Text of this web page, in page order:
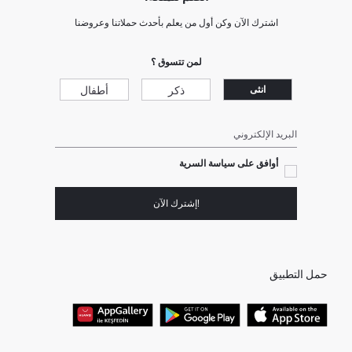
اشترك الآن وكن أول من يعلم بأحدث حملاتنا وعروضنا
لمن تتسوق ؟
انثى ذكر أطفال
البريد الإلكتروني
أوافق على سياسة السرية
!إشترك الآن
حمل التطبيق